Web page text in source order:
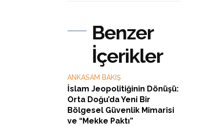
Benzer
İçerikler
ANKASAM BAKIŞ
İslam Jeopolitiğinin Dönüşü:
Orta Doğu’da Yeni Bir
Bölgesel Güvenlik Mimarisi
ve “Mekke Paktı”